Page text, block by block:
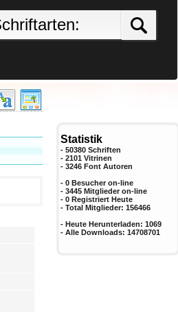
Statistik
- 50380 Schriften
- 2101 Vitrinen
- 3246 Font Autoren
- 0 Besucher on-line
- 3445 Mitglieder on-line
- 0 Registriert Heute
- Total Mitglieder: 156466
- Heute Herunterladen: 1069
- Alle Downloads: 14708701